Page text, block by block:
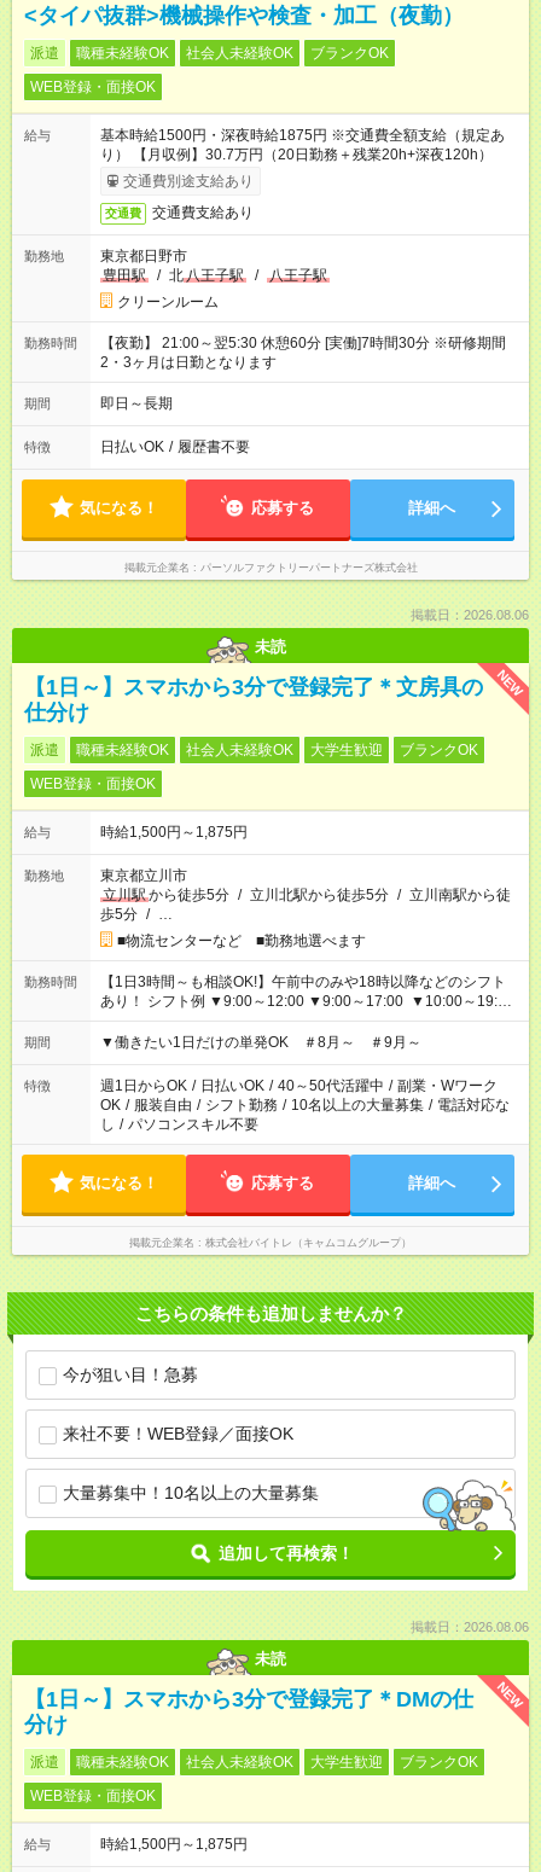
<タイパ抜群>機械操作や検査・加工（夜勤）
派遣 職種未経験OK 社会人未経験OK
ブランクOK
WEB登録・面接OK
給与
基本時給1500円・深夜時給1875円 ※交通費全額支給（規定あ
り） 【月収例】30.7万円（20日勤務＋残業20h+深夜120h）
交通費別途支給あり
交通費 交通費支給あり
勤務地
東京都日野市
豊田駅
/ 北八王子駅 / 八王子駅
クリーンルーム
勤務時間
【夜勤】 21:00～翌5:30 休憩60分 [実働]7時間30分 ※研修期間
2・3ヶ月は日勤となります
期間 即日～長期
特徴 日払いOK / 履歴書不要
気になる！ 応募する 詳細へ
掲載元企業名 パーソルファクトリーパートナーズ株式会社
掲載日：2026.08.06
未読
NEW
【1日～】スマホから3分で登録完了＊文房具の
仕分け
派遣 職種未経験OK 社会人未経験OK 大学生歓迎
ブランクOK
WEB登録・面接OK
給与 時給1,500円～1,875円
勤務地
東京都立川市
立川駅から徒歩5分 / 立川北駅から徒歩5分 / 立川南駅から徒
歩5分 / …
■物流センターなど ■勤務地選べます
勤務時間
【1日3時間～も相談OK!】午前中のみや18時以降などのシフト
あり！ シフト例 ▼9:00～12:00 ▼9:00～17:00 ▼10:00～19:00
▼18:00～21:00
期間 ▼働きたい1日だけの単発OK ＃8月～ ＃9月～
特徴 週1日からOK / 日払いOK / 40～50代活躍中 / 副業・Wワーク
OK / 服装自由 / シフト勤務 / 10名以上の大量募集 / 電話対応な
し / パソコンスキル不要
気になる！ 応募する 詳細へ
掲載元企業名 株式会社バイトレ（キャムコムグループ）
こちらの条件も追加しませんか？
今が狙い目！急募
来社不要！WEB登録／面接OK
大量募集中！10名以上の大量募集
追加して再検索！
掲載日：2026.08.06
未読
NEW
【1日～】スマホから3分で登録完了＊DMの仕
分け
派遣 職種未経験OK 社会人未経験OK 大学生歓迎
ブランクOK
WEB登録・面接OK
給与 時給1,500円～1,875円